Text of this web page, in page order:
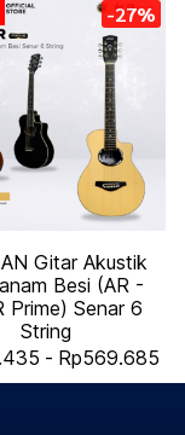
-27%
Gitar Akustik
Besi (AR -
Prime) Senar 6
String
- Rp569.685